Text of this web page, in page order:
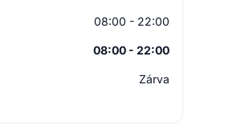
08:00 - 22:00
08:00 - 22:00
Zárva